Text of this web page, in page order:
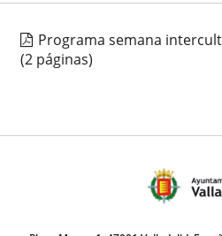
Programa semana
(2 páginas)